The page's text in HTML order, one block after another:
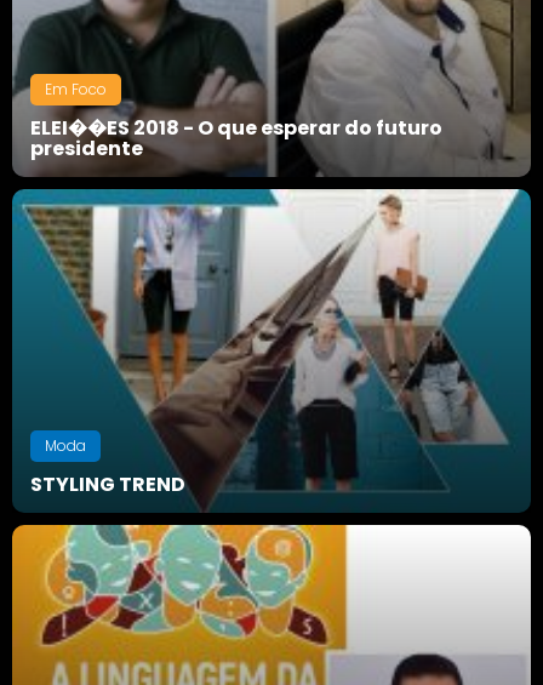
Em Foco
ELEI��ES 2018 - O que esperar do futuro
presidente
Moda
STYLING TREND